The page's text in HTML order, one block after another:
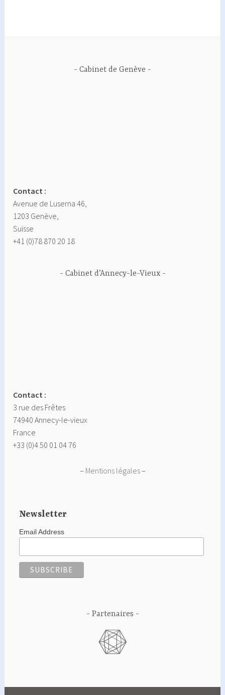
Cabinet de Genève
Contact :
Avenue de Luserna 46,
1203 Genève,
Suisse
+41 (0)78 870 20 18
Cabinet d’Annecy-le-Vieux
Contact :
3 rue des Frêtes
74940 Annecy-le-vieux
France
+33 (0)4 50 01 04 76
– Mentions légales–
Newsletter
Email Address
Partenaires